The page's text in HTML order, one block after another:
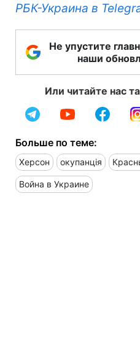
РБК-Украина в
Не упустите
наши
Или читайте нас
Больше по теме:
Херсон окупанція
Война в Украине